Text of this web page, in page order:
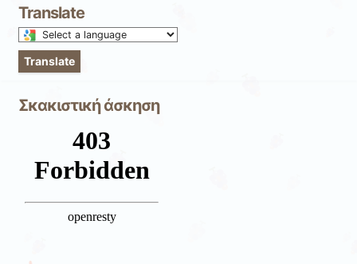
Translate
Select
a
translate
Translate
Σκακιστική άσκηση